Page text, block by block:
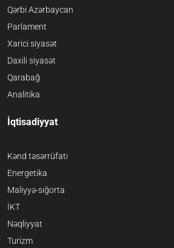
Qərbi Azərbaycan
Parlament
Xarici siyasət
Daxili siyasət
Qarabağ
Analitika
İqtisadiyyat
Kənd təsərrüfatı
Energetika
Maliyyə-sığorta
İKT
Nəqliyyat
Turizm